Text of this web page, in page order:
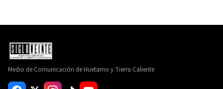
Medio de Comunicación de Huetamo y Tierra Caliente